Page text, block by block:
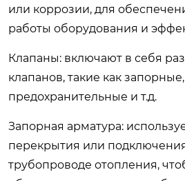
или коррозии, для
работы оборудования и
Клапаны: включают в себя
клапанов, такие как
предохранительные и т.д.
Запорная арматура:
перекрытия или
трубопроводе отопления,